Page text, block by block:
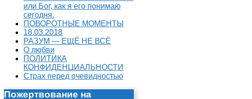
или Бог, как я его понимаю
сегодня.
ПОВОРОТНЫЕ МОМЕНТЫ
18.03.2018
РАЗУМ — ЕЩЁ НЕ ВСЁ
О любви
ПОЛИТИКА
КОНФИДЕНЦИАЛЬНОСТИ
Страх перед очевидностью
Пожертвование на